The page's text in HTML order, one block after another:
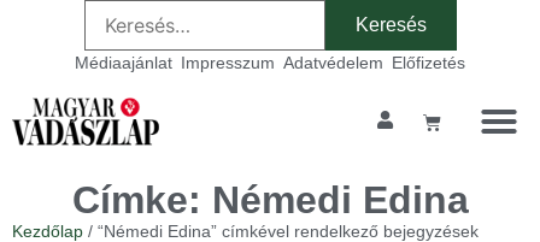
Médiaajánlat Impresszum Adatvédelem Előfizetés
Címke: Némedi Edina
Kezdőlap / “Némedi Edina” címkével rendelkező bejegyzések